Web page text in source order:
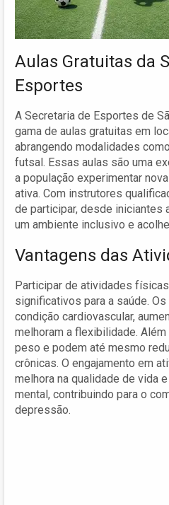
Aulas Gratuitas da
Esportes
A Secretaria de Esportes de
gama de aulas gratuitas em
abrangendo modalidades
futsal. Essas aulas são uma
a população experimentar
ativa. Com instrutores
de participar, desde iniciantes
um ambiente inclusivo e
Vantagens das
Participar de atividades
significativos para a saúde.
condição cardiovascular,
melhoram a flexibilidade.
peso e podem até mesmo
crônicas. O engajamento em
melhora na qualidade de vida
mental, contribuindo para o
depressão.